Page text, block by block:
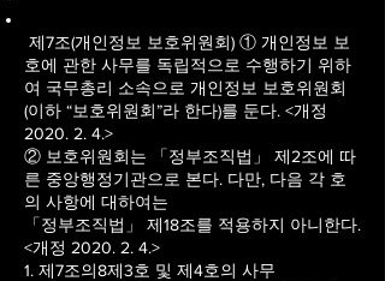
제7조(개인정보 보호위원회) ① 개인정보 보
호에 관한 사무를 독립적으로 수행하기 위하
여 국무총리 소속으로 개인정보 보호위원회
(이하 “보호위원회”라 한다)를 둔다. <개정
2020. 2. 4.>
② 보호위원회는 「정부조직법」 제2조에 따
른 중앙행정기관으로 본다. 다만, 다음 각 호
의 사항에 대하여는
「정부조직법」 제18조를 적용하지 아니한다.
<개정 2020. 2. 4.>
1. 제7조의8제3호 및 제4호의 사무